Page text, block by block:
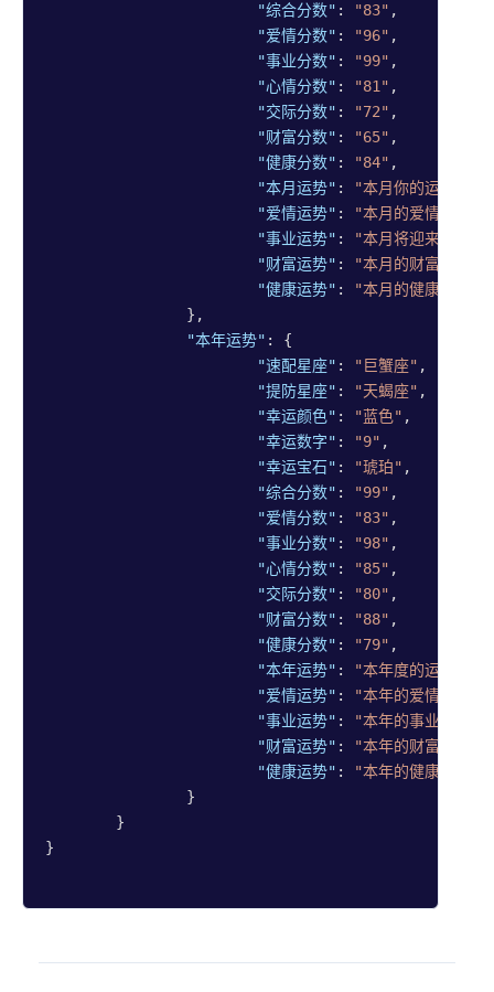
"综合分数" : "83" ,
"爱情分数" : "96" ,
"事业分数" : "99" ,
"心情分数" : "81" ,
"交际分数" : "72" ,
"财富分数" : "65" ,
"健康分数" : "84" ,
"本月运势" :
"本月你的运势将充
"爱情运势" :
"本月的爱情运势充
"事业运势" :
"本月将迎来一股爆
"财富运势" :
"本月的财富运势将
"健康运势" :
"本月的健康运势较
"本年运势" : {
"速配星座" : "巨蟹座" ,
"提防星座" : "天蝎座" ,
"幸运颜色" : "蓝色" ,
"幸运数字" : "9" ,
"幸运宝石" : "琥珀" ,
"综合分数" : "99" ,
"爱情分数" : "83" ,
"事业分数" : "98" ,
"心情分数" : "85" ,
"交际分数" : "80" ,
"财富分数" : "88" ,
"健康分数" : "79" ,
"本年运势" :
"本年度的运势整体
"爱情运势" :
"本年的爱情运势将
"事业运势" :
"本年的事业运势将
"财富运势" :
"本年的财富运势可
"健康运势" :
"本年的健康运势相
}